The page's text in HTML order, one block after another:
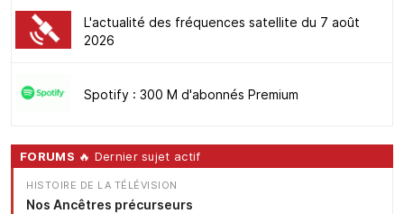
L'actualité des fréquences satellite du 7 août
2026
Spotify : 300 M d'abonnés Premium
FORUMS 🔥 Dernier sujet actif
HISTOIRE DE LA TÉLÉVISION
Nos Ancêtres précurseurs